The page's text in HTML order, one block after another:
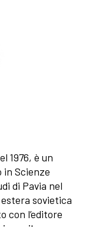
1976, è un
in Scienze
di Pavia nel
sovietica
con l’editore